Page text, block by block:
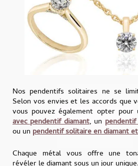
Nos pendentifs solitaires ne se
Selon vos envies et les accords que
vous pouvez également opter
avec pendentif diamant, un
ou un pendentif solitaire en diamant
Chaque métal vous offre une